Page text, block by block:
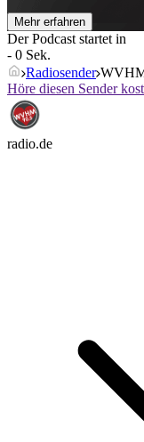
Mehr erfahren
Der Podcast startet in
- 0 Sek.
Radiosender
Höre diesen Sender
radio.de